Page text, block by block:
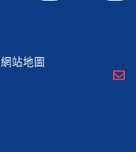
網站地圖